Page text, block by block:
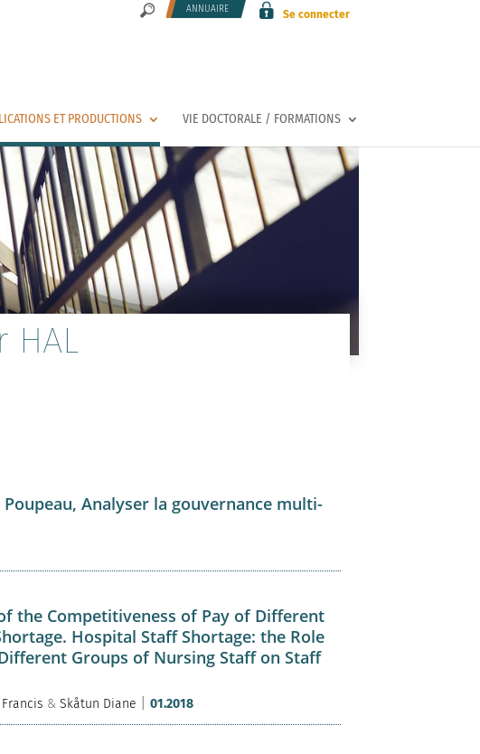
ANNUAIRE Se connecter
ET PRODUCTIONS VIE DOCTORALE / FORMATIONS
HAL
Analyser la gouvernance multi-
the Competitiveness of Pay of Different
Hospital Staff Shortage: the Role
Groups of Nursing Staff on Staff
& Skåtun Diane 01.2018